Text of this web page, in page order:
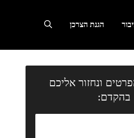
הגנת הצרכן
ונחזור אליכם
בהקדם: